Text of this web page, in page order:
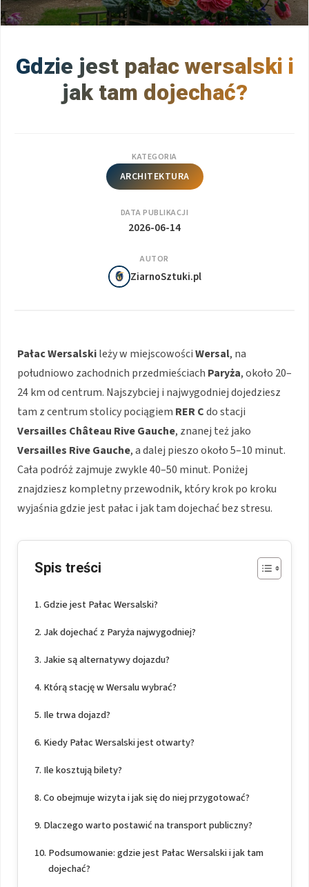
Gdzie jest pałac wersalski i
jak tam dojechać?
KATEGORIA
ARCHITEKTURA
DATA PUBLIKACJI
2026-06-14
AUTOR
ZiarnoSztuki.pl
Pałac Wersalskileży w miejscowościWersal, na
południowo zachodnich przedmieściach Paryża, około 20–
24 km od centrum. Najszybciej i najwygodniej dojedziesz
tam z centrum stolicy pociągiem RER Cdo stacji
Versailles Château Rive Gauche, znanej też jako
Versailles Rive Gauche, a dalej pieszo około 5–10 minut.
Cała podróż zajmuje zwykle 40–50 minut. Poniżej
znajdziesz kompletny przewodnik, który krok po kroku
wyjaśnia gdzie jest pałac i jak tam dojechać bez stresu.
Spis treści
Gdzie jest Pałac Wersalski?
Jak dojechać z Paryża najwygodniej?
Jakie są alternatywy dojazdu?
Którą stację w Wersalu wybrać?
Ile trwa dojazd?
Kiedy Pałac Wersalski jest otwarty?
Ile kosztują bilety?
Co obejmuje wizyta i jak się do niej przygotować?
Dlaczego warto postawić na transport publiczny?
Podsumowanie: gdzie jest Pałac Wersalski i jak tam
dojechać?